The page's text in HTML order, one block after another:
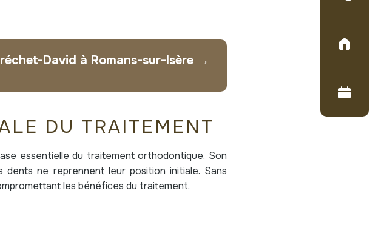
David à Romans-sur-Isère →
DU TRAITEMENT
essentielle du traitement orthodontique. Son
ne reprennent leur position initiale. Sans
les bénéfices du traitement.